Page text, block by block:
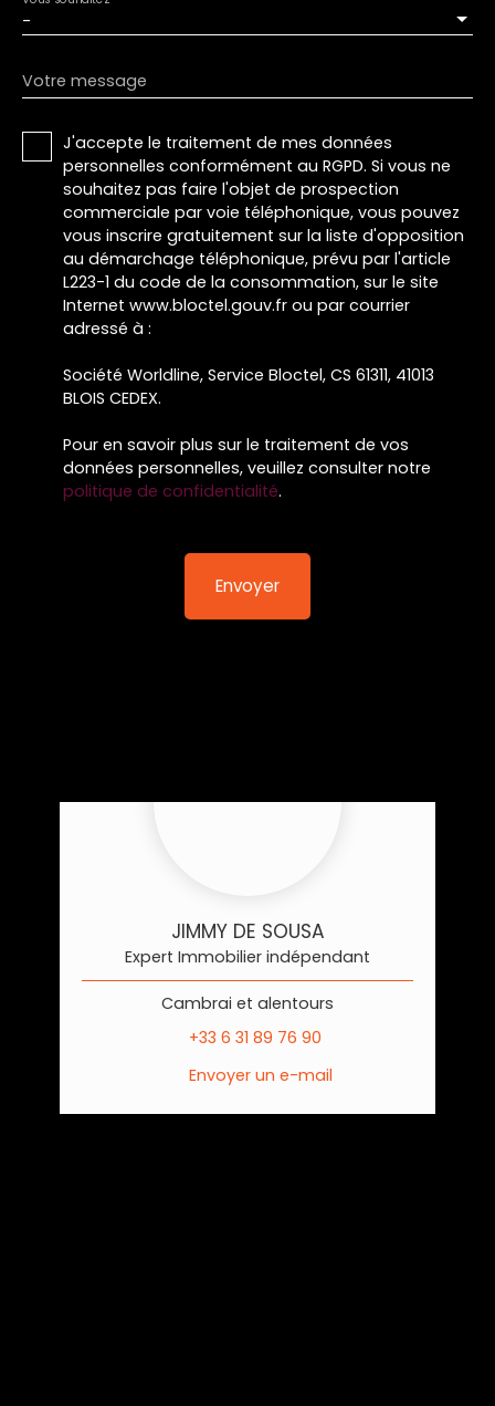
-
Votre message
J'accepte le traitement de mes données
personnelles conformément au RGPD. Si vous ne
souhaitez pas faire l'objet de prospection
commerciale par voie téléphonique, vous pouvez
vous inscrire gratuitement sur la liste d'opposition
au démarchage téléphonique, prévu par l'article
L223-1 du code de la consommation, sur le site
Internet www.bloctel.gouv.fr ou par courrier
adressé à :
Société Worldline, Service Bloctel, CS 61311, 41013
BLOIS CEDEX.
Pour en savoir plus sur le traitement de vos
données personnelles, veuillez consulter notre
politique de confidentialité.
Envoyer
JIMMY DE SOUSA
Expert Immobilier indépendant
Cambrai et alentours
+33 6 31 89 76 90
Envoyer un e-mail